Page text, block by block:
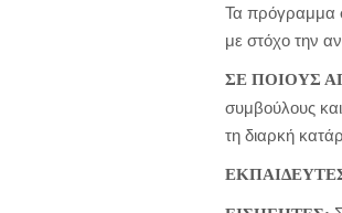
Τα πρόγραμμα
με στόχο την
ΣΕ ΠΟΙΟΥΣ
συμβούλους
τη διαρκή